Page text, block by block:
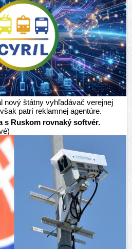
nový štátny vyhľadávač verejnej
patrí reklamnej agentúre.
s Ruskom rovnaký softvér.